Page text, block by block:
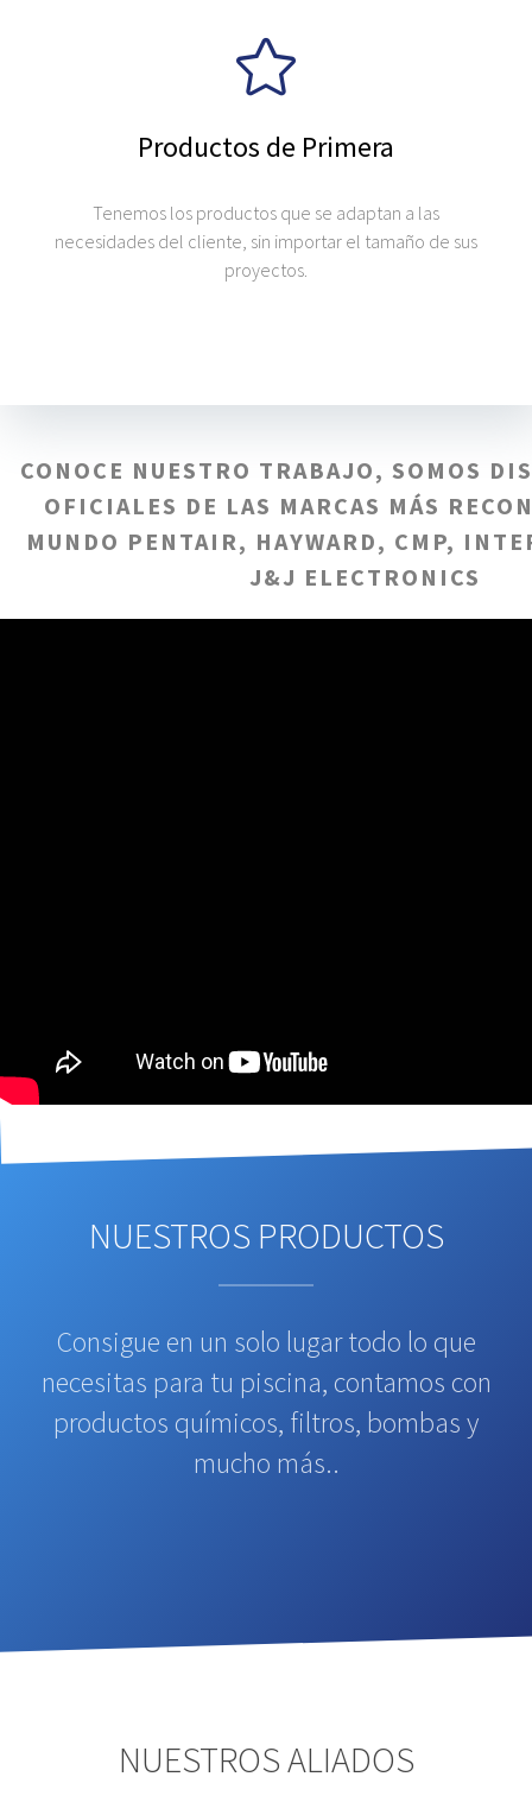
Productos de Primera
Tenemos los productos que se adaptan a las
necesidades del cliente, sin importar el tamaño de sus
proyectos.
CONOCE NUESTRO TRABAJO, SOMOS
OFICIALES DE LAS MARCAS MÁS
MUNDO PENTAIR, HAYWARD, CMP,
J&J ELECTRONICS
NUESTROS PRODUCTOS
Consigue en un solo lugar todo lo que
necesitas para tu piscina, contamos con
productos químicos, filtros, bombas y
mucho más..
NUESTROS ALIADOS